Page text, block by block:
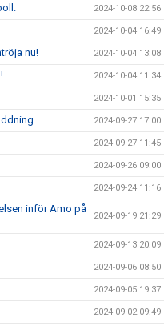
2024-10-08 22:56
2024-10-04 16:49
nu! 2024-10-04 13:08
2024-10-04 11:34
2024-10-01 15:35
2024-09-27 17:00
2024-09-27 11:45
2024-09-26 09:00
2024-09-24 11:16
inför Amo på
2024-09-19 21:29
2024-09-13 20:09
2024-09-06 08:50
2024-09-05 19:37
2024-09-02 09:49